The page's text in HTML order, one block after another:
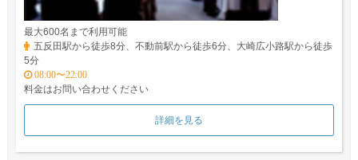
最大600名まで利用可能
五反田駅から徒歩8分、不動前駅から徒歩6分、大崎広小路駅から徒歩
5分
08:00〜22:00
料金はお問い合わせください
詳細を見る